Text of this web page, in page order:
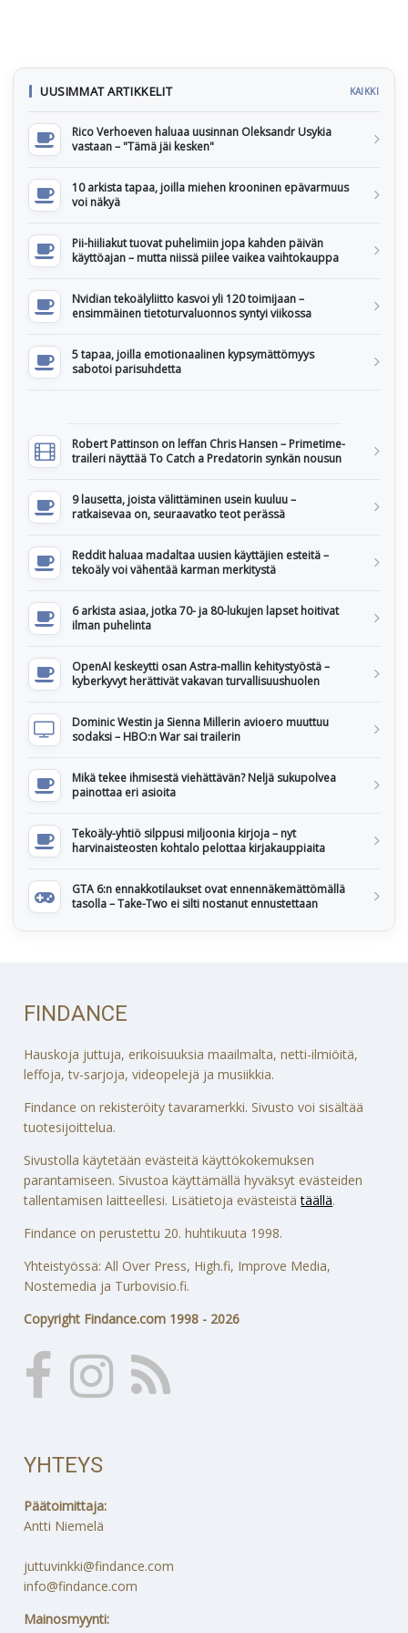
UUSIMMAT ARTIKKELIT KAIKKI
Rico Verhoeven haluaa uusinnan Oleksandr Usykia
vastaan – "Tämä jäi kesken"
10 arkista tapaa, joilla miehen krooninen epävarmuus
voi näkyä
Pii-hiiliakut tuovat puhelimiin jopa kahden päivän
käyttöajan – mutta niissä piilee vaikea vaihtokauppa
Nvidian tekoälyliitto kasvoi yli 120 toimijaan –
ensimmäinen tietoturvaluonnos syntyi viikossa
5 tapaa, joilla emotionaalinen kypsymättömyys
sabotoi parisuhdetta
Robert Pattinson on leffan Chris Hansen – Primetime-
traileri näyttää To Catch a Predatorin synkän nousun
9 lausetta, joista välittäminen usein kuuluu –
ratkaisevaa on, seuraavatko teot perässä
Reddit haluaa madaltaa uusien käyttäjien esteitä –
tekoäly voi vähentää karman merkitystä
6 arkista asiaa, jotka 70- ja 80-lukujen lapset hoitivat
ilman puhelinta
OpenAI keskeytti osan Astra-mallin kehitystyöstä –
kyberkyvyt herättivät vakavan turvallisuushuolen
Dominic Westin ja Sienna Millerin avioero muuttuu
sodaksi – HBO:n War sai trailerin
Mikä tekee ihmisestä viehättävän? Neljä sukupolvea
painottaa eri asioita
Tekoäly-yhtiö silppusi miljoonia kirjoja – nyt
harvinaisteosten kohtalo pelottaa kirjakauppiaita
GTA 6:n ennakkotilaukset ovat ennennäkemättömällä
tasolla – Take-Two ei silti nostanut ennustettaan
FINDANCE
Hauskoja juttuja, erikoisuuksia maailmalta, netti-ilmiöitä,
leffoja, tv-sarjoja, videopelejä ja musiikkia.
Findance on rekisteröity tavaramerkki. Sivusto voi sisältää
tuotesijoittelua.
Sivustolla käytetään evästeitä käyttökokemuksen
parantamiseen. Sivustoa käyttämällä hyväksyt evästeiden
tallentamisen laitteellesi. Lisätietoja evästeistätäällä.
Findance on perustettu 20. huhtikuuta 1998.
Yhteistyössä: All Over Press, High.fi, Improve Media,
Nostemedia ja Turbovisio.fi.
Copyright Findance.com 1998 - 2026
YHTEYS
Päätoimittaja:
Antti Niemelä
juttuvinkki@findance.com
info@findance.com
Mainosmyynti: